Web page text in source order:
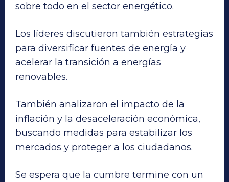
sobre todo en el sector energético.
Los líderes discutieron también estrategias
para diversificar fuentes de energía y
acelerar la transición a energías
renovables.
También analizaron el impacto de la
inflación y la desaceleración económica,
buscando medidas para estabilizar los
mercados y proteger a los ciudadanos.
Se espera que la cumbre termine con un